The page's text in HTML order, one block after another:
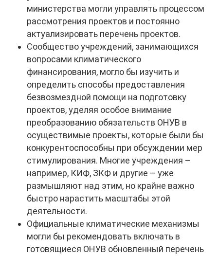
министерства могли управлять процессом
рассмотрения проектов и постоянно
актуализировать перечень проектов.
Сообщество учреждений, занимающихся
вопросами климатического
финансирования, могло бы изучить и
определить способы предоставления
безвозмездной помощи на подготовку
проектов, уделяя особое внимание
преобразованию обязательств ОНУВ в
осуществимые проекты, которые были бы
конкурентоспособны при обсуждении мер
стимулирования. Многие учреждения –
например, КИФ, ЗКФ и другие – уже
размышляют над этим, но крайне важно
быстро нарастить масштабы этой
деятельности.
Официальные климатические механизмы
могли бы рекомендовать включать в
готовящиеся ОНУВ обновленный перечень